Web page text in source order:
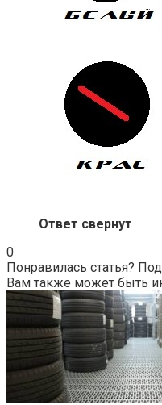
Ответ свернут
0
Понравилась статья?
Вам также может быть